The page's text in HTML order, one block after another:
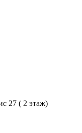
27 ( 2 этаж)